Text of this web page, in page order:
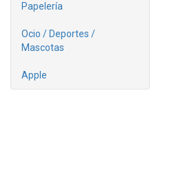
Papelería
Ocio / Deportes /
Mascotas
Apple